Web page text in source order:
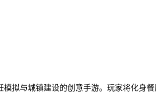
模拟与城镇建设的创意手游。玩家将化身